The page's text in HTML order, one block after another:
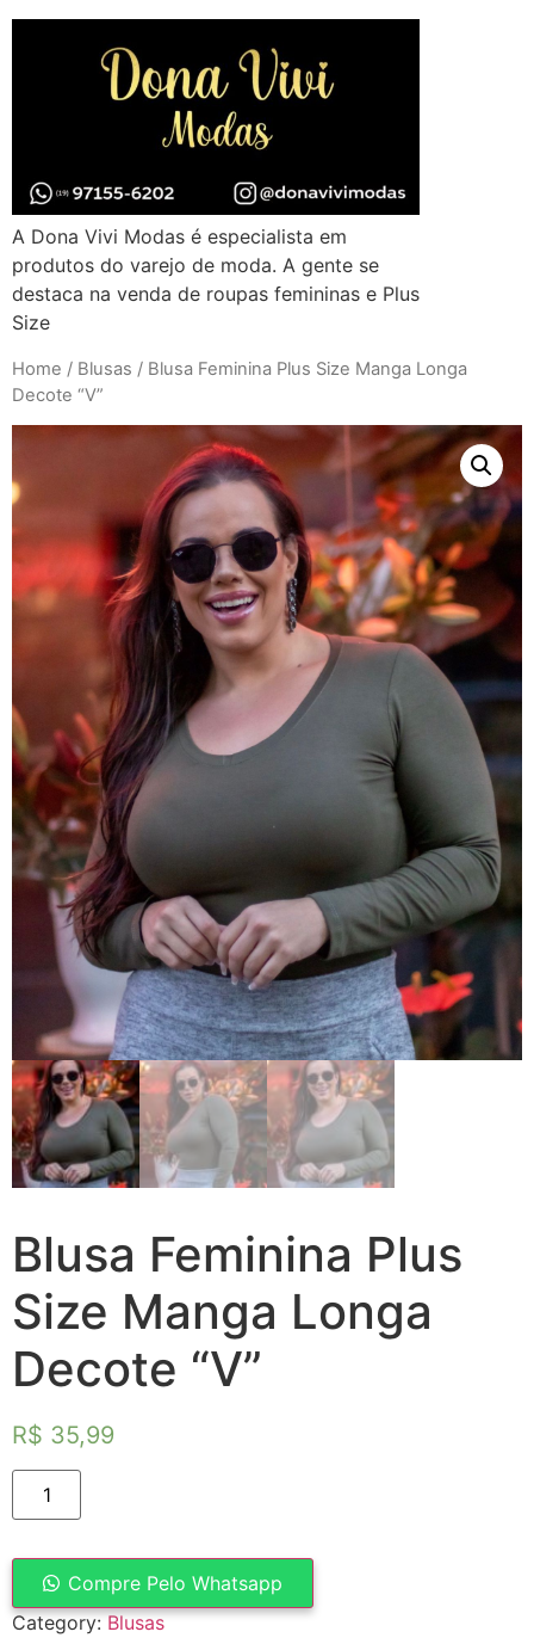
A Dona Vivi Modas é especialista em
produtos do varejo de moda. A gente se
destaca na venda de roupas femininas e Plus
Size
Home / Blusas / Blusa Feminina Plus Size Manga Longa
Decote “V”
Blusa Feminina Plus
Size Manga Longa
Decote “V”
R$ 35,99
Compre Pelo Whatsapp
Category: Blusas